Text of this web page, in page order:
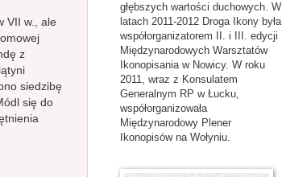
VII w., ale
z
siedzibę
się do
głębszych wartości duchowych. W
latach 2011-2012 Droga Ikony była
współorganizatorem II. i III. edycji
Międzynarodowych Warsztatów
Ikonopisania w Nowicy. W roku
2011, wraz z Konsulatem
Generalnym RP w Łucku,
współorganizowała
Międzynarodowy Plener
Ikonopisów na Wołyniu.